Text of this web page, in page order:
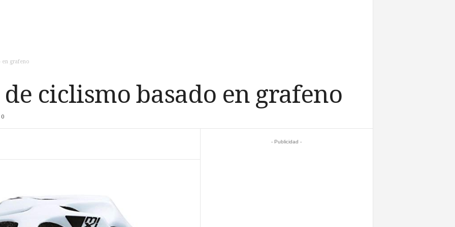
en grafeno
de ciclismo basado en grafeno
0
- Publicidad -